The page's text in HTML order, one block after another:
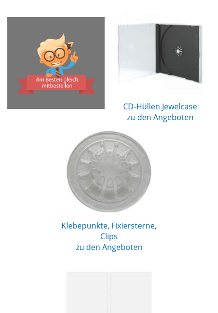
CD-Hüllen Jewelcase
zu den Angeboten
Klebepunkte, Fixiersterne,
Clips
zu den Angeboten